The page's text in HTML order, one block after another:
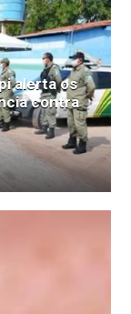
alerta os
contra